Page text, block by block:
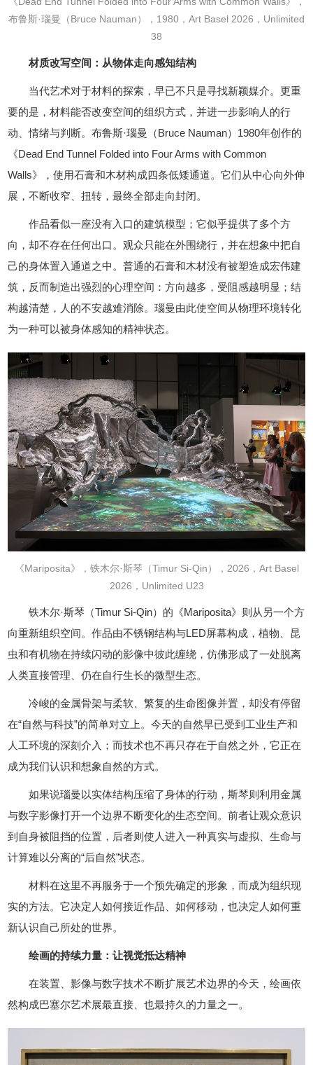
布鲁斯·瑙曼（Bruce Nauman），1980，Art Basel 2026，Unlimited
38
材质改写空间：从物体走向感知结构
当代艺术对于材料的探索，早已不只是寻找新颖媒介。更重
要的是，材料能否改变空间的组织方式，并进一步影响人的行
动、情绪与判断。布鲁斯·瑙曼（Bruce Nauman）1980年创作的
《Dead End Tunnel Folded into Four Arms with Common
Walls》，使用石膏和木材构成四条低矮通道。它们从中心向外伸
展，不断收窄、扭转，最终全部走向封闭。
作品看似一座没有入口的建筑模型；它似乎提供了多个方
向，却不存在任何出口。观众只能在外围绕行，并在想象中把自
己的身体置入通道之中。普通的石膏和木材没有被塑造成宏伟建
筑，反而制造出强烈的心理空间：方向越多，受阻感越明显；结
构越清楚，人的不安越难消除。瑙曼由此使空间从物理环境转化
为一种可以被身体感知的精神状态。
《Mariposita》，铁木尔·斯琴（Timur Si-Qin），2026，Art Basel
2026，Unlimited U23
铁木尔·斯琴（Timur Si-Qin）的《Mariposita》则从另一个方
向重新组织空间。作品由不锈钢结构与LED屏幕构成，植物、昆
虫和有机物在持续闪动的影像中彼此缠绕，仿佛形成了一处脱离
人类直接管理、仍在自行生长的微型生态。
冷峻的金属骨架与柔软、繁复的生命图像并置，却没有停留
在“自然与科技”的简单对立上。今天的自然早已受到工业生产和
人工环境的深刻介入；而技术也不再只存在于自然之外，它正在
成为我们认识和想象自然的方式。
如果说瑙曼以实体结构压缩了身体的行动，斯琴则利用金属
与数字影像打开一个边界不断变化的生态空间。前者让观众意识
到自身被阻挡的位置，后者则使人进入一种真实与虚拟、生命与
计算难以分离的“后自然”状态。
材料在这里不再服务于一个预先确定的形象，而成为组织现
实的方法。它决定人如何接近作品、如何移动，也决定人如何重
新认识自己所处的世界。
绘画的持续力量：让视觉抵达精神
在装置、影像与数字技术不断扩展艺术边界的今天，绘画依
然构成巴塞尔艺术展最直接、也最持久的力量之一。